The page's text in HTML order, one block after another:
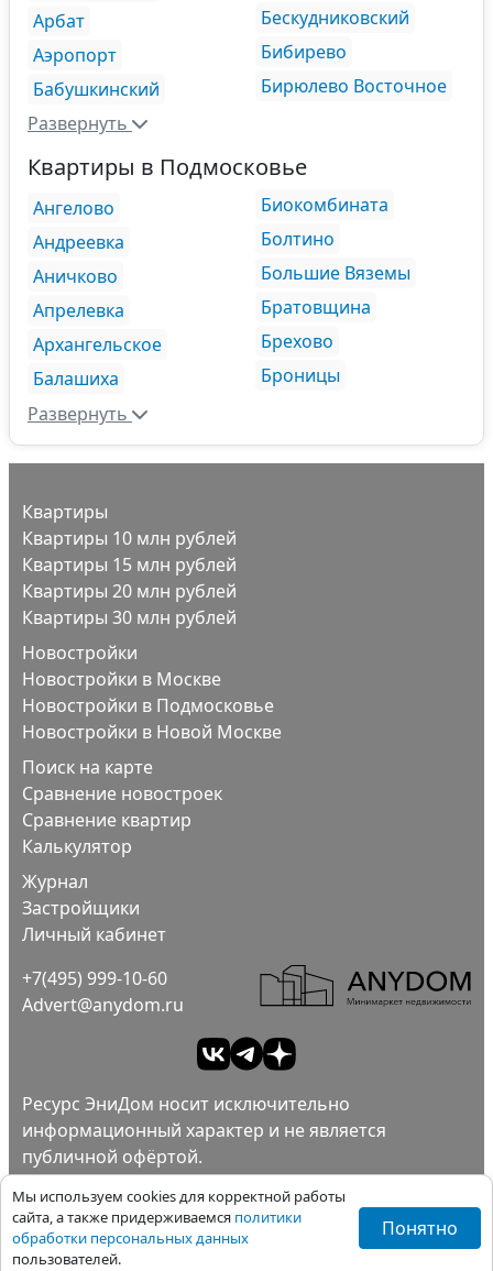
Мы используем cookies для корректной работы
сайта, а также придерживаемся политики
обработки персональных данных
пользователей.
Понятно
Арбат
Аэропорт
Бабушкинский
Бескудниковский
Бибирево
Бирюлево Восточное
Развернуть
Квартиры в Подмосковье
Ангелово
Андреевка
Аничково
Апрелевка
Архангельское
Балашиха
Биокомбината
Болтино
Большие Вяземы
Братовщина
Брехово
Броницы
Развернуть
Квартиры
Квартиры 10 млн рублей
Квартиры 15 млн рублей
Квартиры 20 млн рублей
Квартиры 30 млн рублей
Новостройки
Новостройки в Москве
Новостройки в Подмосковье
Новостройки в Новой Москве
Поиск на карте
Сравнение новостроек
Сравнение квартир
Калькулятор
Журнал
Застройщики
Личный кабинет
+7(495) 999-10-60
Advert@anydom.ru
Ресурс ЭниДом носит исключительно
информационный характер и не является
публичной офёртой.
Пользовательское соглашение.
Политика конфиденциальности.
Все права защищены ©ЭниДом 2012-2026